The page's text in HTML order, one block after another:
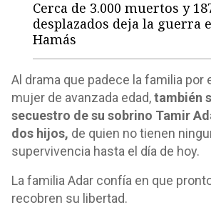
Cerca de 3.000 muertos y
desplazados deja la guerra
Hamás
Al drama que padece la familia por
mujer de avanzada edad,también
secuestro de su sobrino Tamir
dos hijos, de quien no tienen
supervivencia hasta el día de hoy.
La familia Adar confía en que
recobren su libertad.